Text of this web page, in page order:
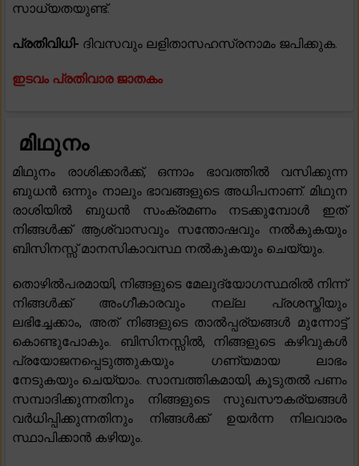
സാധ്യതയുണ്ട്.
പ്രതിവിധി- ദിവസവും ലളിതാസഹസ്രനാമം ജപിക്കുക.
ഇടവം പ്രതിവാര ജാതകം
മിഥുനം
മിഥുനം രാശിക്കാർക്ക്, ഒന്നാം ഭാവത്തിൽ വസിക്കുന്ന
ബുധൻ ഒന്നും നാലും ഭാവങ്ങളുടെ അധിപനാണ്. മിഥുന
രാശിയിൽ ബുധൻ സംക്രമണം നടക്കുമ്പോൾ ഇത്
നിങ്ങൾക്ക് ആശ്വാസവും സന്തോഷവും നൽകുകയും
ബിസിനസ്സ് മാനസികാവസ്ഥ നൽകുകയും ചെയ്യും.
തൊഴിൽപരമായി, നിങ്ങളുടെ മേലുദ്യോഗസ്ഥരിൽ നിന്ന്
നിങ്ങൾക്ക് അംഗീകാരവും നല്ല പ്രശസ്തിയും
ലഭിച്ചേക്കാം, അത് നിങ്ങളുടെ താൽപ്പര്യങ്ങൾ മുന്നോട്ട്
കൊണ്ടുപോകും. ബിസിനസ്സിൽ, നിങ്ങളുടെ കഴിവുകൾ
പ്രയോജനപ്പെടുത്തുകയും ഗണ്യമായ ലാഭം
നേടുകയും ചെയ്യാം. സാമ്പത്തികമായി, കൂടുതൽ പണം
സമ്പാദിക്കുന്നതിനും നിങ്ങളുടെ സുഖസൗകര്യങ്ങൾ
വർധിപ്പിക്കുന്നതിനും നിങ്ങൾക്ക് ഉയർന്ന നിലവാരം
സ്ഥാപിക്കാൻ കഴിയും.